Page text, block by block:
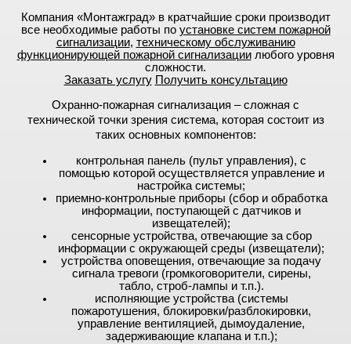
Компания «Монтажград» в кратчайшие сроки производит
все необходимые работы по установке систем пожарной
сигнализации, техническому обслуживанию
функционирующей пожарной сигнализациилюбого уровня
сложности.
Заказать услугу Получить консультацию
Охранно-пожарная сигнализация – сложная с
технической точки зрения система, которая состоит из
таких основных компонентов:
контрольная панель (пульт управления), с
помощью которой осуществляется управление и
настройка системы;
приемно-контрольные приборы (сбор и обработка
информации, поступающей с датчиков и
извещателей);
сенсорные устройства, отвечающие за сбор
информации с окружающей среды (извещатели);
устройства оповещения, отвечающие за подачу
сигнала тревоги (громкоговорители, сирены,
табло, строб-лампы и т.п.).
исполняющие устройства (системы
пожаротушения, блокировки/разблокировки,
управление вентиляцией, дымоудаление,
задерживающие клапана и т.п.);